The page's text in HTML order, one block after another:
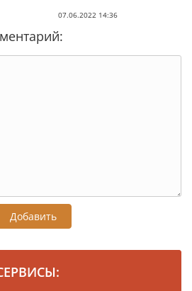
07.06.2022 14:36
Добавить